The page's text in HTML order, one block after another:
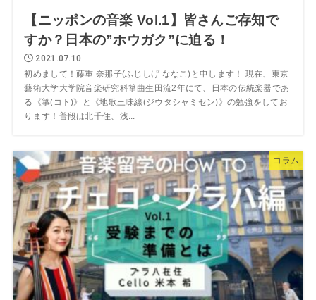
【ニッポンの音楽 Vol.1】皆さんご存知で
すか？日本の”ホウガク”に迫る！
2021.07.10
初めまして！藤重 奈那子(ふじしげ ななこ)と申します！ 現在、東京
藝術大学大学院音楽研究科箏曲生田流2年にて、日本の伝統楽器であ
る《箏(コト)》と《地歌三味線(ジウタシャミセン)》の勉強をしてお
ります！普段は北千住、浅...
コラム